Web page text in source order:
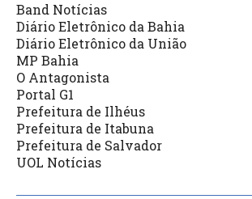
Band Notícias
Diário Eletrônico da Bahia
Diário Eletrônico da União
MP Bahia
O Antagonista
Portal G1
Prefeitura de Ilhéus
Prefeitura de Itabuna
Prefeitura de Salvador
UOL Notícias